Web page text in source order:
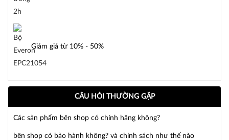
Giảm giá từ 10% - 50%
CÂU HỎI THƯỜNG GẶP
Các sản phẩm bên shop có chính hãng không?
bên shop có bảo hành không? và chính sách như thế nào